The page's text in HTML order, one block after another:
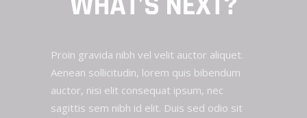
Proin gravida nibh vel velit auctor aliquet.
Aenean sollicitudin, lorem quis bibendum
auctor, nisi elit consequat ipsum, nec
sagittis sem nibh id elit. Duis sed odio sit